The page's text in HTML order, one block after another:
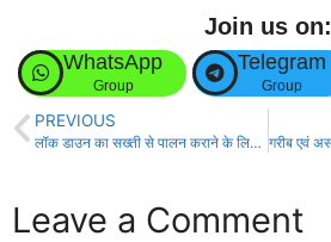
Join us on:
WhatsApp
Group
Telegram
Group
PREVIOUS
लॉक डाउन का सख्ती से पालन कराने के लिए सड़कों पर उतरा प्रशासन!
Leave a Comment